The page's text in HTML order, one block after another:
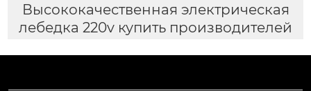
Высококачественная электрическая
лебедка 220v купить производителей